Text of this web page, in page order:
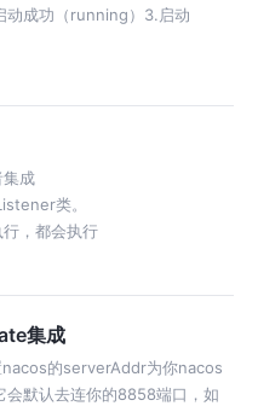
成功（running）3.启动
成
类。
，都会执行
集成
的serverAddr为你nacos
默认去连你的8858端口，如